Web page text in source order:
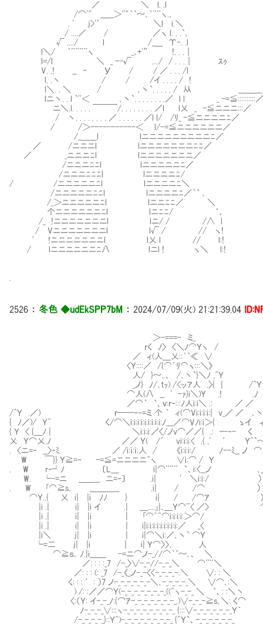
／ ＼ l. .l
/⌒'" _＿_＞''"｀`～､｀¨¨ヽ.､
. ' j>'´ ＼l i.＼
/ ....／ / ／ヽ l. . .`､
√ ..../ l /_＿ Υ-. .l
l＼/ ｀¨¨¨¨ヽ _､+'” !. . .｜
l=/l ＼ _ --√ ..../ / . . .｜ ｽｩ
V. .! __ - У / / ／ . . . /l
l. .丶 / / /イ . . . . / !
l＼. . ＼ / ､丶`. . . . . / 从 _＿＿__
lニ丶. . l `''＜ ､丶`. . . . . . . .／ l l _ -=≦::::::::::／
Ⅵニ＼.l. . . . . ￣￣￣/. . . . . . . . ／l l乂 _ -≦ニニニ:::／
Ⅵ/ 丶. . . . . . . . ／ . . . . . . ／l l/ /ﾘ_ -≦ニニニニﾆ／
/ /＞-----------＜ l/-=≦ニニニニニニ／
/_＿＿l lニニニニニニニニニﾆ／
／ /ニニニl lニニニニニニニﾆﾆ／
／ _ニニニﾆl lニニニニニニニ／
/ニニニﾆﾆl lニニニニニﾆ／
/ニニニﾆﾆﾆl lニニニニﾆ/
/ /ニニニニニﾆl lニニニニﾆ＼
/ニニニニニﾆﾆl lニニニニﾆ／｀` ､
/_＞ニニニニニﾆl lニニﾆﾆ／ ＼
个ニニニニニニﾆl lニﾆﾆ/ ‘，
/_ !ニニニニニニニl lニ/ / /∧ l
/ Vニニニニニニニl l√ / // ヽ!
′ !ニニニニニニニl l乂 l // l:!
/ lニニニニニニﾆ八 lニl ! ヽ＼ l:!
2526 ： 冬色 ◆udEkSPP7bM ： 2024/07/09(火) 21:21:39.04
＞-===- ミ_
rく ﾉ〉 〈＼ﾉ⌒Ｙヽ /
／ ィ(人＿乂::｀`≪ ∨ ､__人_人_人
〈Ｙ::::／ /{⌒´ﾘ⌒ヽ:::＼》 ） 行く
人/ }～､、 /､丶`}＼ﾉ ,^Ｙ
_ノ} ﾉ/､tｯ) /<ッｱ人 .〉{ | /^Ｙ
⌒人(八 __ ' -ｧ}i＼)Ｙ .! .ﾉ
／⌒｀ `、ｖ:ｒ‐:::ﾉ人i:i＼ .: ／ ／
/^Ｙ .／) ｒ──‐‐=ミ 个 ｀ ィ(⌒Vi:i:i:i:| v_／ ／ ､丶`
{ ﾉ／)/ Ｙ^ く/⌒＼i:i:i:i:i:i:i:i:i:ﾉ___／⌒Vﾉi:i＞{ ゝイ
{ Ｙ 〈 {＿ﾉ | ＼i:i:i:／〈/ノv⌒／／{ .: ─‐- く
乂 Ｙ⌒乂.ﾉ ／／ Ｙ( /´ vi:i:i:〈 .{ ,' ′ Ｙ^`～､
. 〈ニ=‐ __〉‐ﾐ ／ /i:ｉ:ｉ:人 / 《i:i:i:/ ﾉ--ﾐ__ ノ
W ￣}} Ｙ≧=‐ -=≦=ニニニニ^ヽ ∨i:⌒ / Ｙ
. W r‐┘ﾉ 〔L＿ i|⌒¨¨¨ `、i:〈__ノ ､__人_人_人_人
W. └-=ニ ＿＿__ ニ=‐〕 .i| ' ＼i:i:/ ） 我らが王
. W ｢⌒≧s｡ ＿＿＿
⌒Ｙ..{ 乂 i| |i ﾉﾉ } i| / /⌒ｱ ） 魔獣たち
|i .| i| |i イ .| ＿....｣|､＿Ｙ⌒¨〈 ／〉
|i .| i| |i | ｢⌒´^⌒i:i:i:i:＞⌒/
|i .| i| |i | i|i:i:i:i:i:i:i:i:i:／ _〈
|i＼ j| |i | i|⌒＼i:／､丶` ⌒Ｙ
└=二 j| |i | i| Ｙ⌒〉〉､ 人
⌒≧ｓ｡ ﾉ.|i＿＿ -=ニ⌒ノ-_//⌒｀`～､、 ＼
／: : : :_7 /-_〉∨-_-//-_-_＼ ⌒¨¨＼
／: : : (: _7 /-_《_ノ-_-〈〈-_-_-_-.＼ ∨: : ＼
く: : : ′: ）7 ノ-_-_-_-_-_-＼､-_-_-_-_＼ ∨⌒､:＼
) /: :／／⌒Ｙ(-_-_-_-_-_-_-_((^ヽ-_-_ ＼ `、: :＼丶
〈:（Ｙ: イ-_-_ﾉ:{⌒ｱ-_-_-_-_-_-_-_.)∨-_-_-≧s｡＼: く⌒
ﾉ-_-_-_∨:::ヽ-_-_-_-_-_-_-_-_ {:::∨-_-_-_-_-_-_Ｙ｀
/-_-_-_-_}::Ｙ^)-_-_-_-_-_-_-_-_ {^Ｙ`、-_-_-_-_-_-_